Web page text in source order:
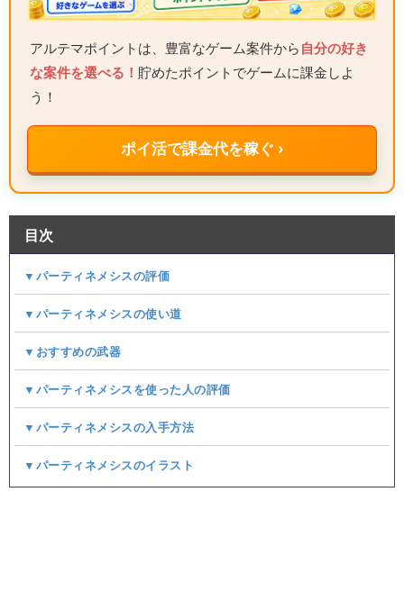
アルテマポイントは、豊富なゲーム案件から 自分の好き
な案件を選べる！ 貯めたポイントでゲームに課金しよ
う！
ポイ活で課金代を稼ぐ ›
目次
▼パーティネメシスの評価
▼パーティネメシスの使い道
▼おすすめの武器
▼パーティネメシスを使った人の評価
▼パーティネメシスの入手方法
▼パーティネメシスのイラスト